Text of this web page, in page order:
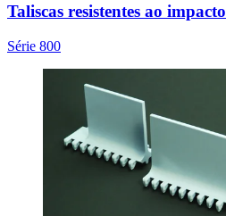
Taliscas resistentes ao impacto
Série 800